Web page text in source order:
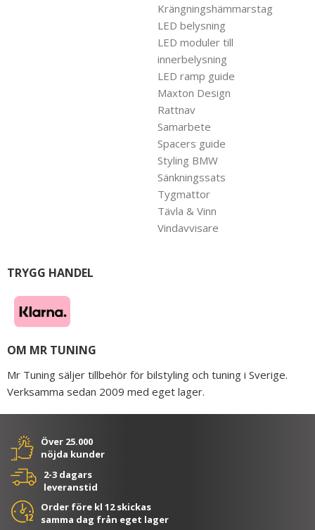
Krängningshämmarstag
LED belysning
LED moduler till
innerbelysning
LED ramp guide
Maxton Design
Rattnav
Samarbete
Spacers guide
Styling BMW
Sänkningssats
Tygmattor
Tävla & Vinn
Vindavvisare
TRYGG HANDEL
OM MR TUNING
Mr Tuning säljer tillbehör för bilstyling och tuning i Sverige.
Verksamma sedan 2009 med eget lager.
Över 25.000
nöjda kunder
2-3 dagars
leveranstid
Order före kl 12 skickas
samma dag från eget lager